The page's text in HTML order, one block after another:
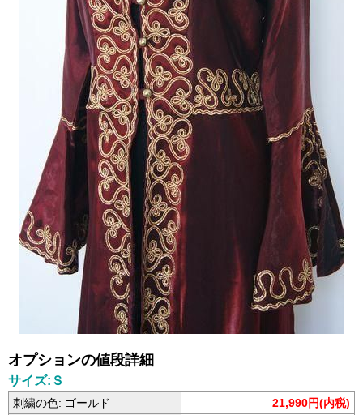
オプションの値段詳細
サイズ:Ｓ
刺繍の色: ゴールド
21,990円(内税)